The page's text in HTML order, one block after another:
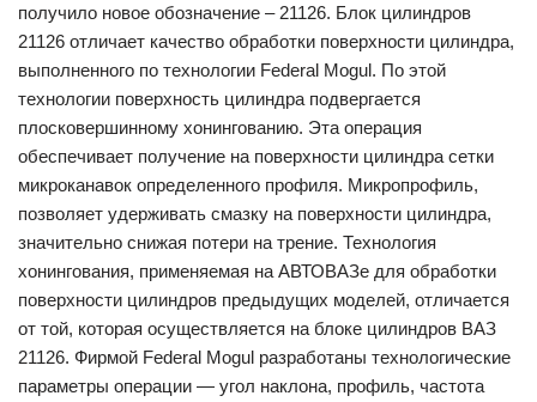
получило новое обозначение – 21126. Блок цилиндров
21126 отличает качество обработки поверхности цилиндра,
выполненного по технологии Federal Mogul. По этой
технологии поверхность цилиндра подвергается
плосковершинному хонингованию. Эта операция
обеспечивает получение на поверхности цилиндра сетки
микроканавок определенного профиля. Микропрофиль,
позволяет удерживать смазку на поверхности цилиндра,
значительно снижая потери на трение. Технология
хонингования, применяемая на АВТОВАЗе для обработки
поверхности цилиндров предыдущих моделей, отличается
от той, которая осуществляется на блоке цилиндров ВАЗ
21126. Фирмой Federal Mogul разработаны технологические
параметры операции — угол наклона, профиль, частота